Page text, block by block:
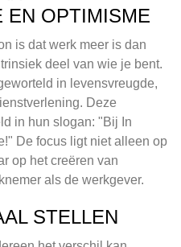
EN OPTIMISME
is dat werk meer is dan
deel van wie je bent.
in levensvreugde,
Deze
in hun slogan: "Bij In
De focus ligt niet alleen op
op het creëren van
als de werkgever.
STELLEN